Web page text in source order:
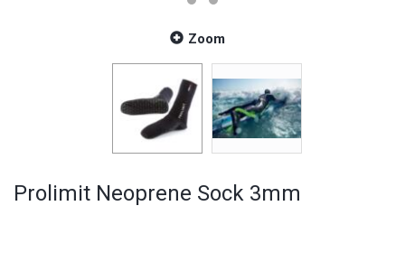
Zoom
Prolimit Neoprene Sock 3mm